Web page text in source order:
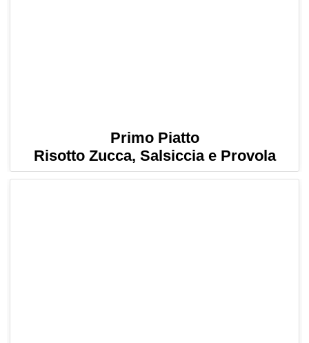
Primo Piatto
Risotto Zucca, Salsiccia e Provola